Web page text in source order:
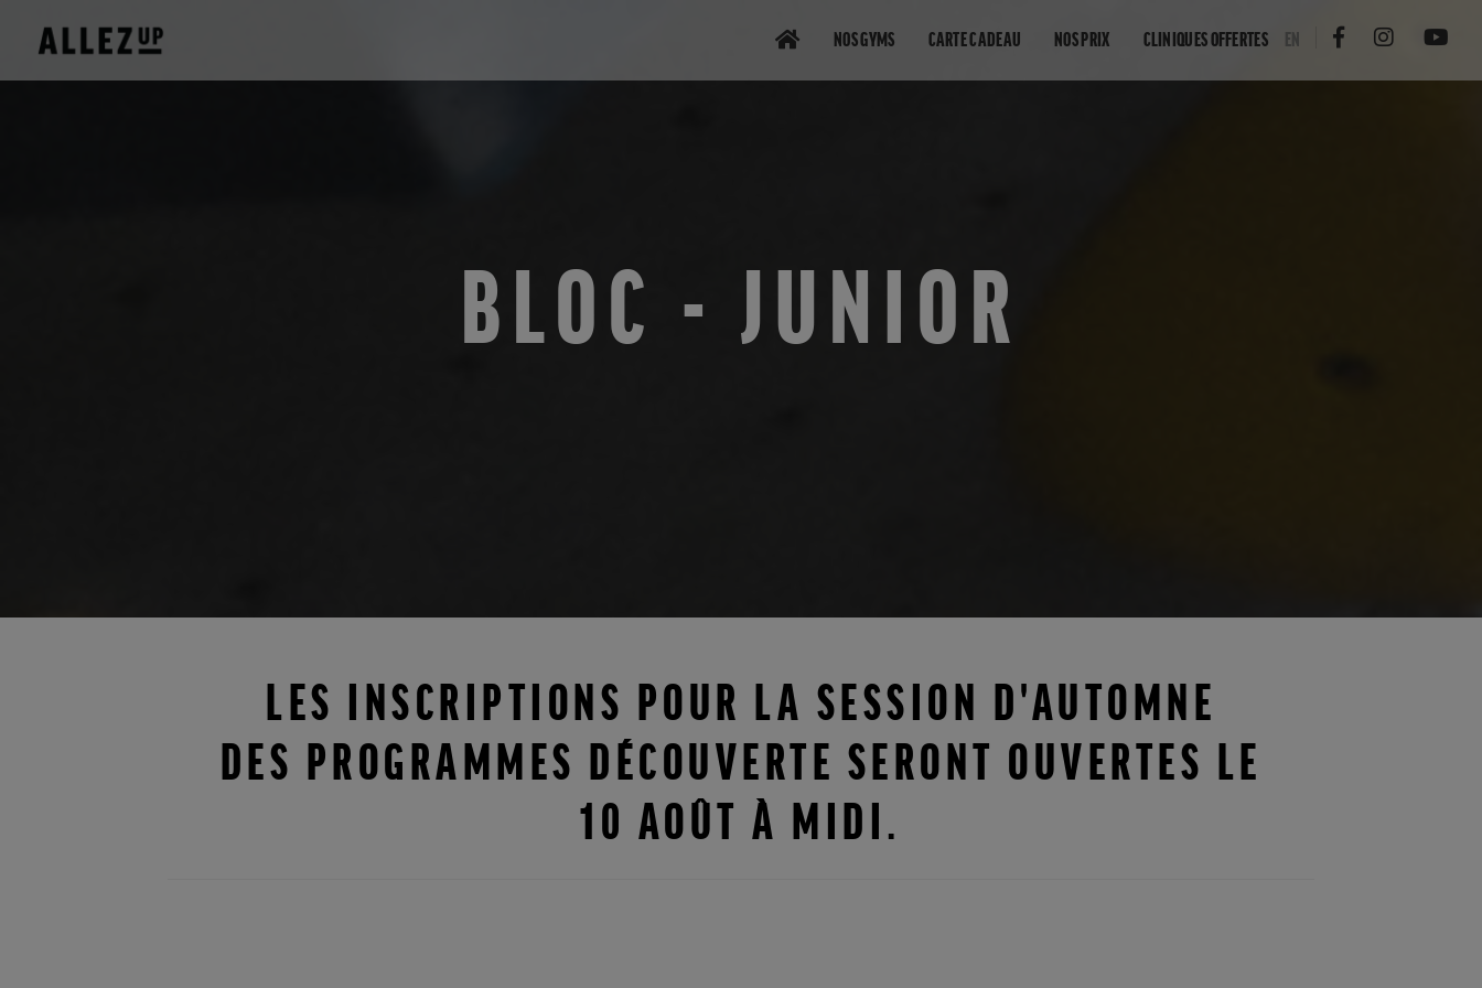
NOS GYMS CARTE CADEAU NOS PRIX CLINIQUES OFFERTES EN
BLOC - JUNIOR
LES INSCRIPTIONS POUR LA SESSION D'AUTOMNE
DES PROGRAMMES DÉCOUVERTE SERONT OUVERTES LE
10 AOÛT À MIDI.